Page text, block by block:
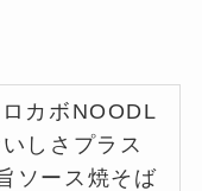
カボNOODL
しさプラス
ソース焼そば